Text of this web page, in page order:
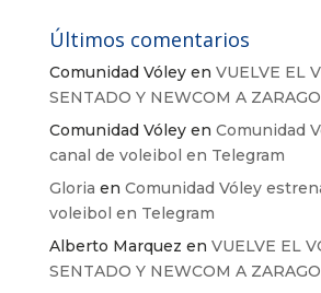
Últimos comentarios
Comunidad Vóleyen VUELVE EL
SENTADO Y NEWCOM A
Comunidad Vóleyen Comunidad
canal de voleibol en Telegram
Gloria en Comunidad Vóley
voleibol en Telegram
Alberto Marquez en VUELVE EL
SENTADO Y NEWCOM A